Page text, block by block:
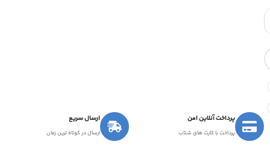
پرداخت آنلاین امن
پرداخت با کارت های شتاب
ارسال سریع
ارسال در کوتاه ترین زمان